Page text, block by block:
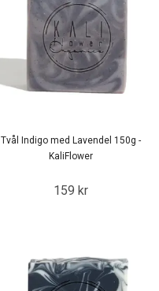
Tvål Indigo med Lavendel 150g -
KaliFlower
159 kr